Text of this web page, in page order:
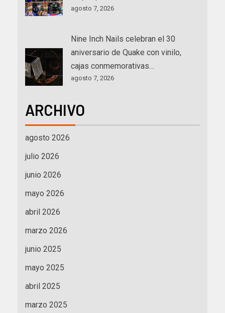
agosto 7, 2026
Nine Inch Nails celebran el 30
aniversario de Quake con vinilo,
cajas conmemorativas…
agosto 7, 2026
ARCHIVO
agosto 2026
julio 2026
junio 2026
mayo 2026
abril 2026
marzo 2026
junio 2025
mayo 2025
abril 2025
marzo 2025